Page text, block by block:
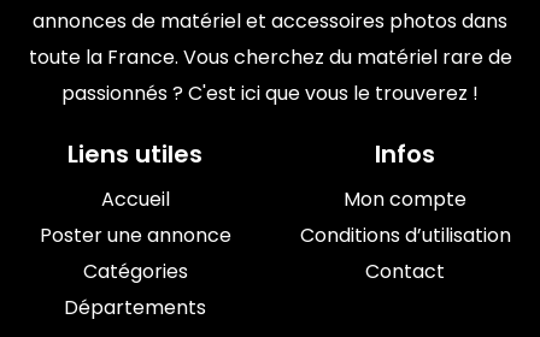
annonces de matériel et accessoires photos dans
toute la France. Vous cherchez du matériel rare de
passionnés ? C'est ici que vous le trouverez !
Liens utiles
Accueil
Poster une annonce
Catégories
Départements
Infos
Mon compte
Conditions d’utilisation
Contact